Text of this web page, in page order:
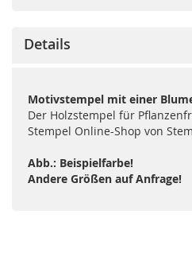
Details
Motivstempel mit einer
Der Holzstempel für
Stempel Online-Shop von
Abb.: Beispielfarbe!
Andere Größen auf Anfrage!